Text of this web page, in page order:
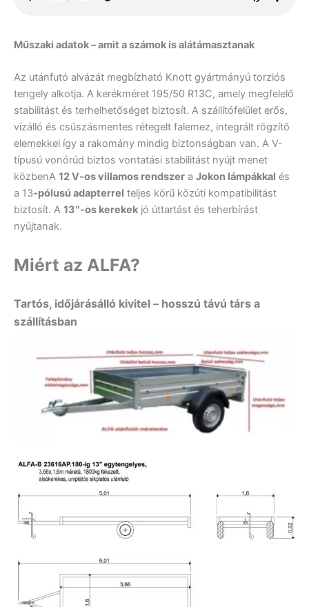
Műszaki adatok – amit a számok is alátámasztanak
Az utánfutó alvázát megbízható Knott gyártmányú torziós
tengely alkotja. A kerékméret 195/50 R13C, amely megfelelő
stabilitást és terhelhetőséget biztosít. A szállítófelület erős,
vízálló és csúszásmentes rétegelt falemez, integrált rögzítő
elemekkel így a rakomány mindig biztonságban van. A V-
típusú vonórúd biztos vontatási stabilitást nyújt menet
közbenA 12 V-os villamos rendszer a Jokon lámpákkal és
a 13-pólusú adapterrel teljes körű közúti kompatibilitást
biztosít. A 13″-os kerekek jó úttartást és teherbírást
nyújtanak.
Miért az ALFA?
Tartós, időjárásálló kivitel – hosszú távú társ a
szállításban